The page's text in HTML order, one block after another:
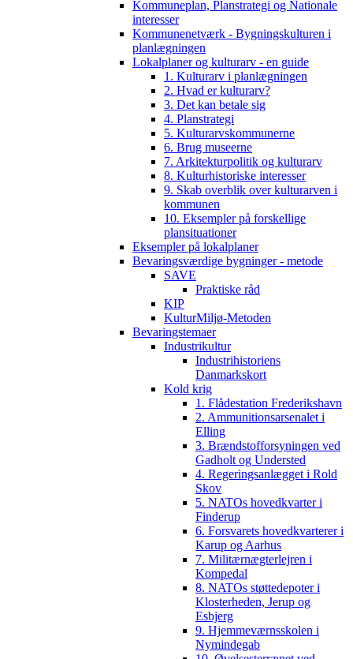
Kommuneplan, Planstrategi og Nationale
interesser
Kommunenetværk - Bygningskulturen i
planlægningen
Lokalplaner og kulturarv - en guide
1. Kulturarv i planlægningen
2. Hvad er kulturarv?
3. Det kan betale sig
4. Planstrategi
5. Kulturarvskommunerne
6. Brug museerne
7. Arkitekturpolitik og kulturarv
8. Kulturhistoriske interesser
9. Skab overblik over kulturarven i
kommunen
10. Eksempler på forskellige
plansituationer
Eksempler på lokalplaner
Bevaringsværdige bygninger - metode
SAVE
Praktiske råd
KIP
KulturMiljø-Metoden
Bevaringstemaer
Industrikultur
Industrihistoriens
Danmarkskort
Kold krig
1. Flådestation Frederikshavn
2. Ammunitionsarsenalet i
Elling
3. Brændstofforsyningen ved
Gadholt og Understed
4. Regeringsanlægget i Rold
Skov
5. NATOs hovedkvarter i
Finderup
6. Forsvarets hovedkvarterer i
Karup og Aarhus
7. Militærnægterlejren i
Kompedal
8. NATOs støttedepoter i
Klosterheden, Jerup og
Esbjerg
9. Hjemmeværnsskolen i
Nymindegab